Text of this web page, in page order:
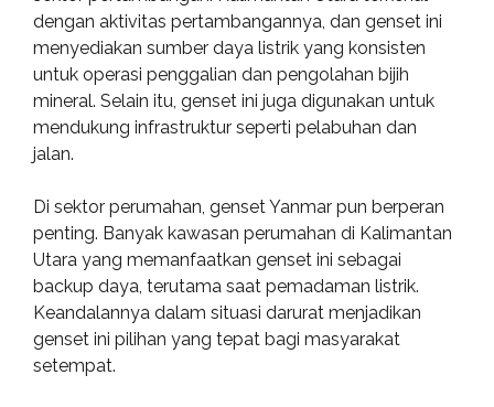
dengan aktivitas pertambangannya, dan genset ini
menyediakan sumber daya listrik yang konsisten
untuk operasi penggalian dan pengolahan bijih
mineral. Selain itu, genset ini juga digunakan untuk
mendukung infrastruktur seperti pelabuhan dan
jalan.
Di sektor perumahan, genset Yanmar pun berperan
penting. Banyak kawasan perumahan di Kalimantan
Utara yang memanfaatkan genset ini sebagai
backup daya, terutama saat pemadaman listrik.
Keandalannya dalam situasi darurat menjadikan
genset ini pilihan yang tepat bagi masyarakat
setempat.